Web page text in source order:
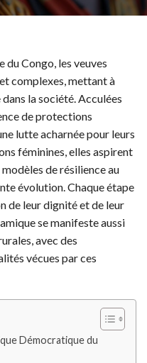
du Congo, les veuves
complexes, mettant à
la société. Acculées
de protections
lutte acharnée pour leurs
féminines, elles aspirent
modèles de résilience au
évolution. Chaque étape
de leur dignité et de leur
se manifeste aussi
avec des
vécues par ces
Démocratique du